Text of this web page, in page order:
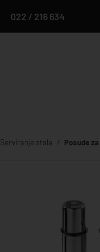
022 / 216 634
Serviranje stola Posude